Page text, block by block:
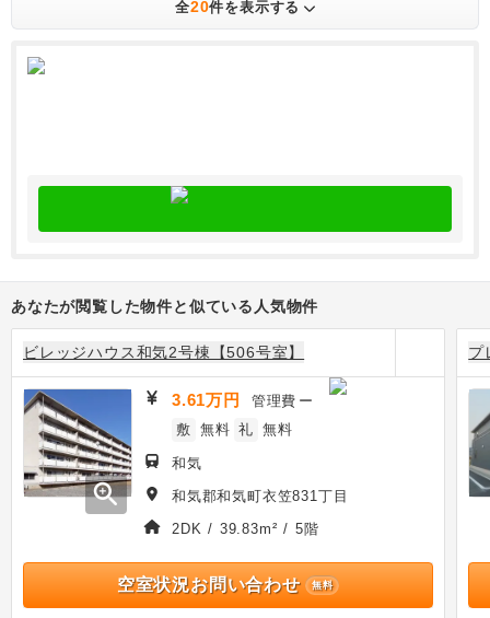
全20件を表示する
あなたが閲覧した物件と似ている人気物件
ビレッジハウス和気2号棟【506号室】
zoom_in
3.61万円 管理費 ー
敷 無料 礼 無料
和気
和気郡和気町衣笠831丁目
2DK / 39.83m² / 5階
空室状況お問い合わせ 無料
プ